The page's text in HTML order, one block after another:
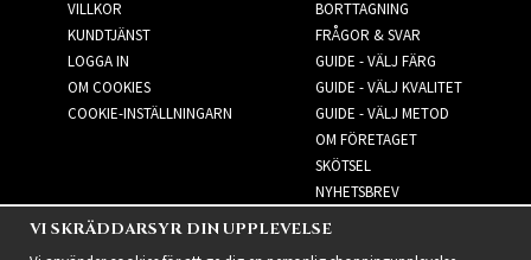
VILLKOR
KUNDTJÄNST
LOGGA IN
OM COOKIES
COOKIE-INSTÄLLNINGARN
BORTTAGNING
FRÅGOR & SVAR
GUIDE - VÄLJ FÄRG
GUIDE - VÄLJ KVALITET
GUIDE - VÄLJ METOD
OM FÖRETAGET
SKÖTSEL
NYHETSBREV
NYHETSBREV
VI SKRÄDDARSYR DIN UPPLEVELSE